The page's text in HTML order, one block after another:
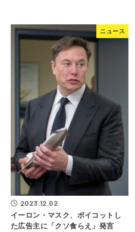
ニュース
2023.12.02
イーロン・マスク、ボイコットし
た広告主に「クソ食らえ」発言